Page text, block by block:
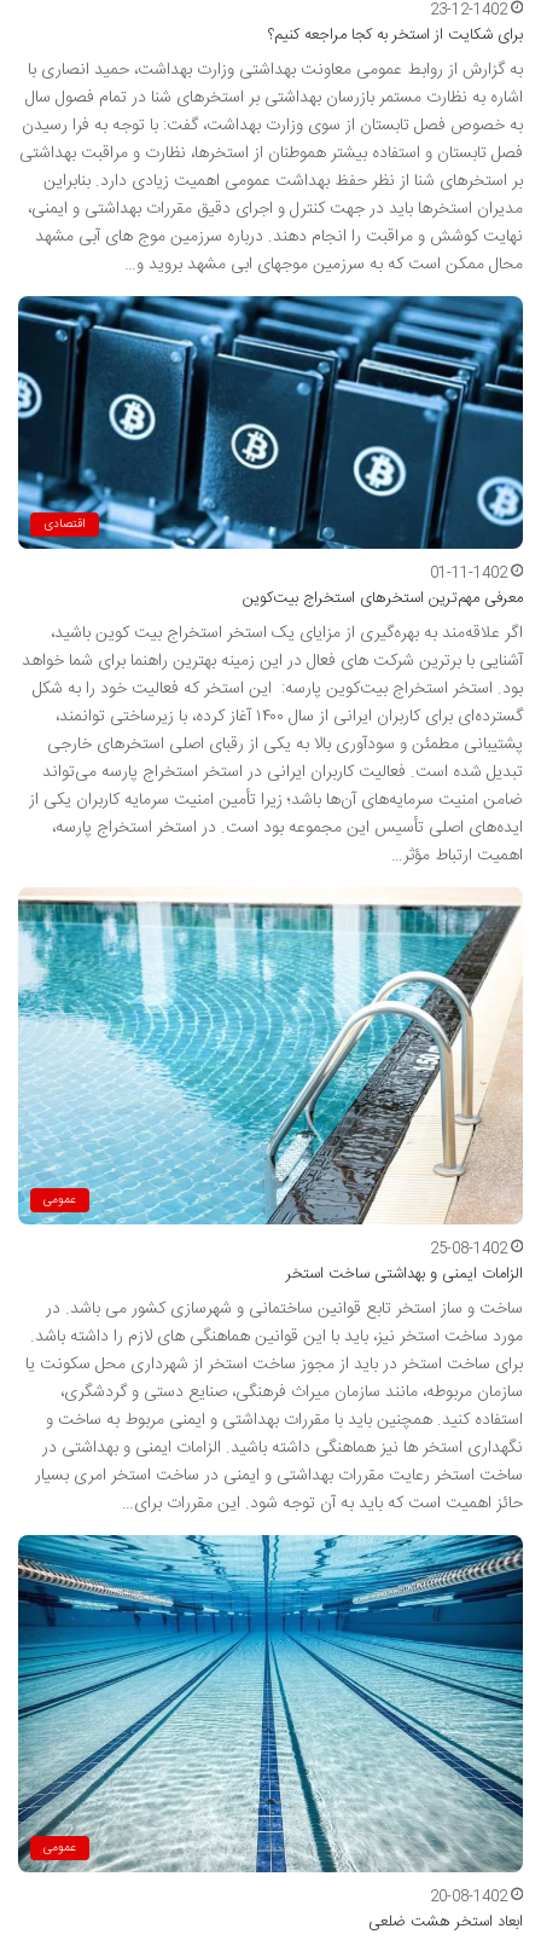
23-12-1402
برای شکایت از استخر به کجا مراجعه کنیم؟
به گزارش از روابط عمومی معاونت بهداشتی وزارت بهداشت، حمید انصاری با
اشاره به نظارت مستمر بازرسان بهداشتی بر استخرهای شنا در تمام فصول سال
به خصوص فصل تابستان از سوی وزارت بهداشت، گفت: با توجه به فرا رسیدن
فصل تابستان و استفاده بیشتر هموطنان از استخرها، نظارت و مراقبت بهداشتی
بر استخرهای شنا از نظر حفظ بهداشت عمومی اهمیت زیادی دارد. بنابراین
مدیران استخرها باید در جهت کنترل و اجرای دقیق مقررات بهداشتی و ایمنی،
نهایت کوشش و مراقبت را انجام دهند. درباره سرزمین موج های آبی مشهد
محال ممکن است که به سرزمین موجهای ابی مشهد بروید و…
اقتصادی
01-11-1402
معرفی مهم‌ترین استخرهای استخراج بیت‌کوین
اگر علاقه‌مند به بهره‌گیری از مزایای یک استخر استخراج بیت کوین باشید،
آشنایی با برترین شرکت های فعال در این زمینه بهترین راهنما برای شما خواهد
بود. استخر استخراج بیت‌کوین پارسه: این استخر که فعالیت خود را به شکل
گسترده‌ای برای کاربران ایرانی از سال ۱۴۰۰ آغاز کرده، با زیرساختی توانمند،
پشتیبانی مطمئن و سودآوری بالا به یکی از رقبای اصلی استخرهای خارجی
تبدیل شده است. فعالیت کاربران ایرانی در استخر استخراج پارسه می‌تواند
ضامن امنیت سرمایه‌های آن‌ها باشد؛ زیرا تأمین امنیت سرمایه کاربران یکی از
ایده‌های اصلی تأسیس این مجموعه بود است. در استخر استخراج پارسه،
اهمیت ارتباط مؤثر…
عمومی
25-08-1402
الزامات ایمنی و بهداشتی ساخت استخر
ساخت و ساز استخر تابع قوانین ساختمانی و شهرسازی کشور می باشد. در
مورد ساخت استخر نیز، باید با این قوانین هماهنگی های لازم را داشته باشد.
برای ساخت استخر در باید از مجوز ساخت استخر از شهرداری محل سکونت یا
سازمان مربوطه، مانند سازمان میراث فرهنگی، صنایع دستی و گردشگری،
استفاده کنید. همچنین باید با مقررات بهداشتی و ایمنی مربوط به ساخت و
نگهداری استخر‌ ها نیز هماهنگی داشته باشید. الزامات ایمنی و بهداشتی در
ساخت استخر رعایت مقررات بهداشتی و ایمنی در ساخت استخر امری بسیار
حائز اهمیت است که باید به آن توجه شود. این مقررات برای…
عمومی
20-08-1402
ابعاد استخر هشت ضلعی